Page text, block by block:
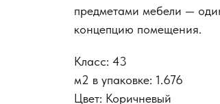
предметами мебели —
концепцию помещения.
Класс: 43
м2 в упаковке: 1.676
Цвет: Коричневый